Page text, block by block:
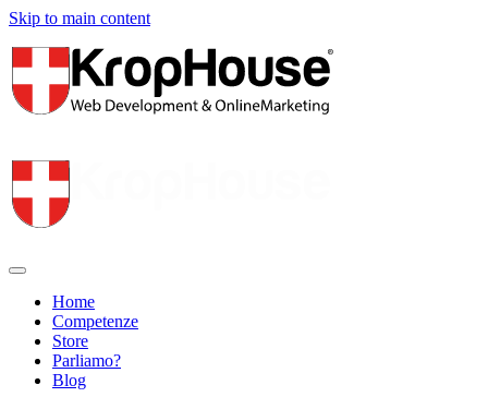
Skip to main content
Home
Competenze
Store
Parliamo?
Blog